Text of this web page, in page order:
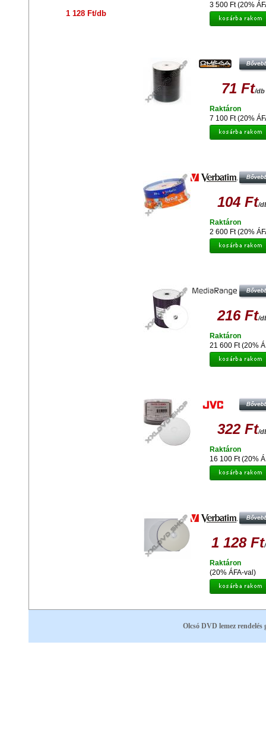
1 128 Ft/db
3 500 Ft (20%
71 Ft/db
7 100 Ft (20%
Raktáron
104 Ft/
2 600 Ft (20%
Raktáron
216 Ft/
21 600 Ft (20%
Raktáron
322 Ft/
16 100 Ft (20%
Raktáron
LEMEZ - PAPÍRTOKBAN (1)
1 128 Ft
(20% ÁFA-val)
Raktáron
Olcsó DVD lemez